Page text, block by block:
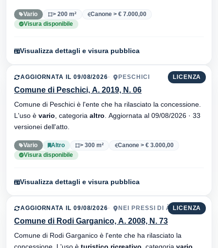
Vario > 200 m²
Canone > € 7.000,00
Visura disponibile
Visualizza dettagli e visura pubblica
LICENZA
AGGIORNATA IL 09/08/2026 PESCHICI
Comune di Peschici, A. 2019, N. 06
Comune di Peschici è l'ente che ha rilasciato la concessione.
L'uso è vario , categoria altro
versionei dell'atto.
Vario Altro > 300 m²
Canone > € 3.000,00
Visura disponibile
Visualizza dettagli e visura pubblica
LICENZA
AGGIORNATA IL 09/08/2026 NEI PRESSI DI ÀNCORA
Comune di Rodi Garganico, A. 2008, N. 73
Comune di Rodi Garganico è l'ente che ha rilasciato la
concessione. L'uso è turistico ricreativo , categoria vario